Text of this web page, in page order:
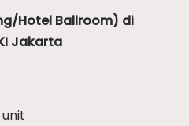
Hotel Ballroom) di
Jakarta